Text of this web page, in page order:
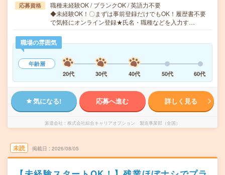
応募資格
職種未経験OK / ブランクOK / 英語力不要
◆未経験OK！〇まずは事前登録だけでもOK！履歴書不要
で気軽にオンライン登録★氏名・職種などを入力す…
職場の雰囲気
年齢層
20代
30代 40代 50代 60代
気になる! 応募へ進む 詳しく見る
派遣会社 株式会社綜合キャリアオプション 製造事業部（全国）
未読 掲載日 2026/08/05